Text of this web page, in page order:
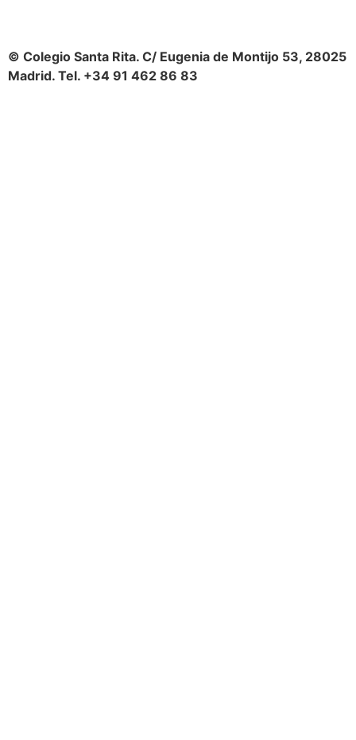
© Colegio Santa Rita. C/ Eugenia de Montijo 53, 28025
Madrid. Tel. +34 91 462 86 83